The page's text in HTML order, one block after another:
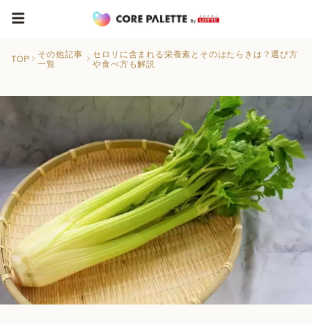
TOP
その他記事
一覧
セロリに含まれる栄養素とそのはたらきは？選び方
や食べ方も解説